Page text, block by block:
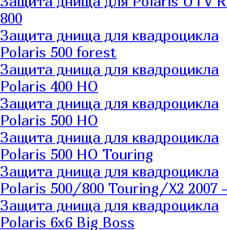
800
Защита днища для квадроцикла
Polaris 500 forest
Защита днища для квадроцикла
Polaris 400 HO
Защита днища для квадроцикла
Polaris 500 HO
Защита днища для квадроцикла
Polaris 500 HO Touring
Защита днища для квадроцикла
Polaris 500/800 Touring/X2 2007 -
Защита днища для квадроцикла
Polaris 6х6 Big Boss